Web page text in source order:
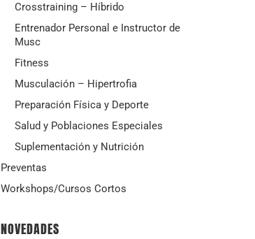
Crosstraining – Híbrido
Entrenador Personal e Instructor de
Musc
Fitness
Musculación – Hipertrofia
Preparación Física y Deporte
Salud y Poblaciones Especiales
Suplementación y Nutrición
Preventas
Workshops/Cursos Cortos
NOVEDADES